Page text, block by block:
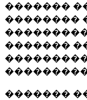
�������
��������
�������
�������